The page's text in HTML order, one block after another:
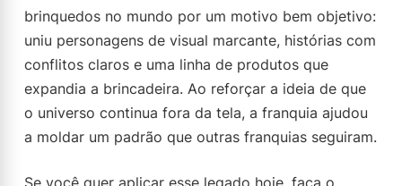
brinquedos no mundo por um motivo bem objetivo:
uniu personagens de visual marcante, histórias com
conflitos claros e uma linha de produtos que
expandia a brincadeira. Ao reforçar a ideia de que
o universo continua fora da tela, a franquia ajudou
a moldar um padrão que outras franquias seguiram.
Se você quer aplicar esse legado hoje, faça o